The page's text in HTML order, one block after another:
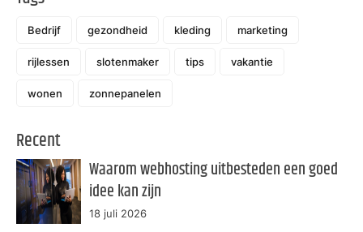
Bedrijf gezondheid kleding marketing
rijlessen slotenmaker tips vakantie
wonen zonnepanelen
Recent
Waarom webhosting uitbesteden een goed
idee kan zijn
18 juli 2026